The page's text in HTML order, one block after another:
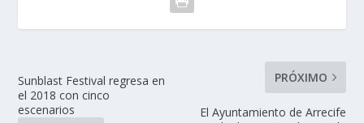
Sunblast Festival regresa en
el 2018 con cinco
escenarios
PRÓXIMO
El Ayuntamiento de Arrecife